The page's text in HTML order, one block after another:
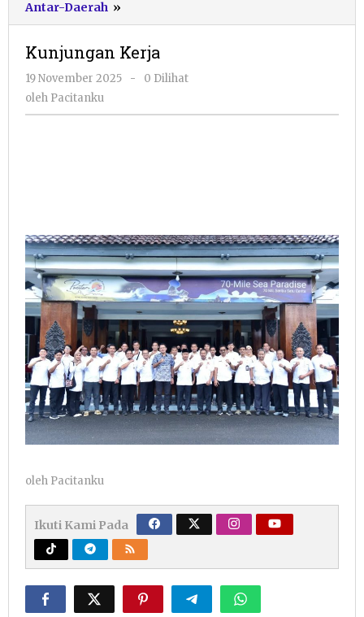
Antar-Daerah »
Kerja
Kunjungan Kerja
19 November 2025
oleh
-
0 Dilihat
oleh Pacitanku
oleh Pacitanku
Ikuti Kami Pada